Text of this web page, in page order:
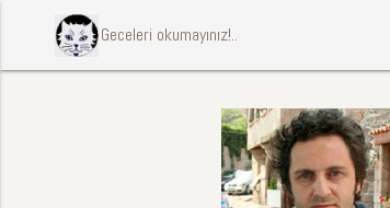
ccccci Geceleri okumayınız!..